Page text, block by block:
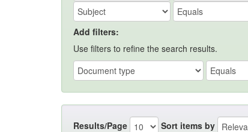
Add filters:
Use filters to refine the search results.
Results/Page Sort items by